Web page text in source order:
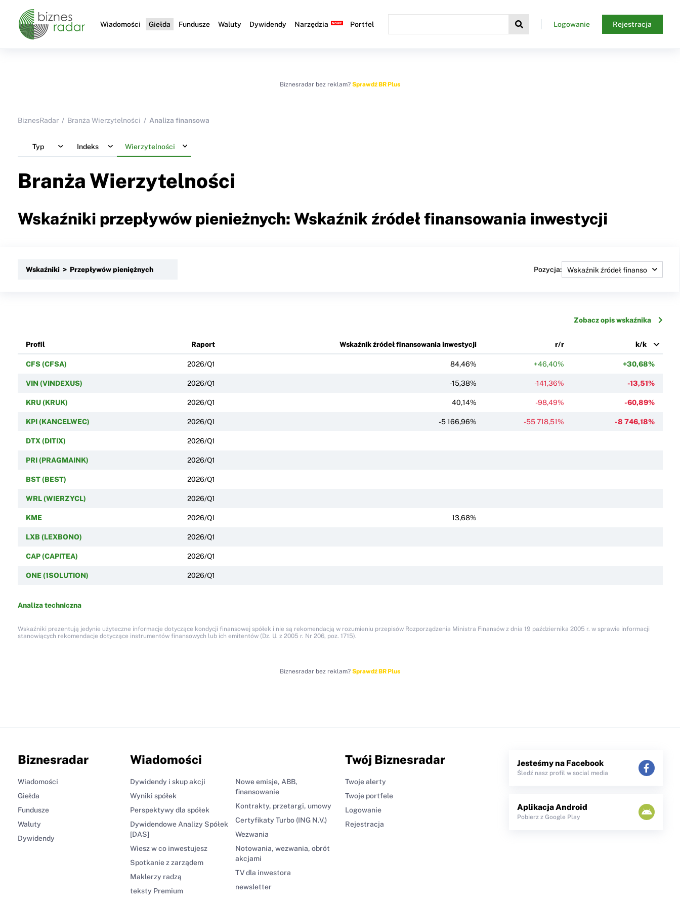
Wiadomości Giełda Fundusze Waluty Dywidendy Narzędzia Portfel Logowanie Rejestracja
Biznesradar bez reklam? Sprawdź BR Plus
BiznesRadar Branża Wierzytelności Analiza finansowa
Typ Indeks Wierzytelności
Branża Wierzytelności
Wskaźniki przepływów pienieżnych: Wskaźnik źródeł finansowania inwestycji
Wskaźniki > Przepływów pieniężnych Pozycja:
Zobacz opis wskaźnika
Profil Raport Wskaźnik źródeł finansowania inwestycji r/r k/k
CFS (CFSA) 2026/Q1 84,46% +46,40% +30,68%
VIN (VINDEXUS) 2026/Q1 -15,38% -141,36% -13,51%
KRU (KRUK) 2026/Q1 40,14% -98,49% -60,89%
KPI (KANCELWEC) 2026/Q1 -5 166,96% -55 718,51% -8 746,18%
DTX (DITIX) 2026/Q1
PRI (PRAGMAINK) 2026/Q1
BST (BEST) 2026/Q1
WRL (WIERZYCL) 2026/Q1
KME 2026/Q1 13,68%
LXB (LEXBONO) 2026/Q1
CAP (CAPITEA) 2026/Q1
ONE (1SOLUTION) 2026/Q1
Analiza techniczna
Wskaźniki prezentują jedynie użyteczne informacje dotyczące kondycji finansowej spółek i nie są rekomendacją w rozumieniu przepisów Rozporządzenia Ministra Finansów z dnia 19 października 2005 r. w sprawie informacji
stanowiących rekomendacje dotyczące instrumentów finansowych lub ich emitentów (Dz. U. z 2005 r. Nr 206, poz. 1715).
Biznesradar bez reklam? Sprawdź BR Plus
Biznesradar
Wiadomości
Giełda
Fundusze
Waluty
Dywidendy
Wiadomości
Dywidendy i skup akcji
Wyniki spółek
Perspektywy dla spółek
Dywidendowe Analizy Spółek
[DAS]
Wiesz w co inwestujesz
Spotkanie z zarządem
Maklerzy radzą
teksty Premium
Nowe emisje, ABB,
finansowanie
Kontrakty, przetargi, umowy
Certyfikaty Turbo (ING N.V.)
Wezwania
Notowania, wezwania, obrót
akcjami
TV dla inwestora
newsletter
Twój Biznesradar
Twoje alerty
Twoje portfele
Logowanie
Rejestracja
Jesteśmy na Facebook
Śledź nasz profil w social media
Aplikacja Android
Pobierz z Google Play